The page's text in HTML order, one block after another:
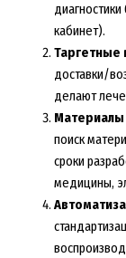
кабинет).
Таргетные
доставки/
делают
Материалы
поиск
сроки
медицины,